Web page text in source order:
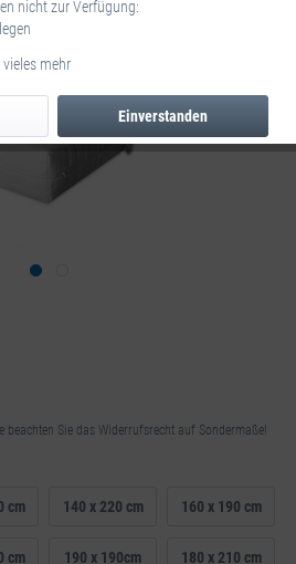
beachten Sie das Widerrufsrecht auf Sondermaße!
cm 140 x 220 cm 160 x 190 cm
cm 190 x 190cm 180 x 210 cm
nicht zur Verfügung:
mehr
Einverstanden